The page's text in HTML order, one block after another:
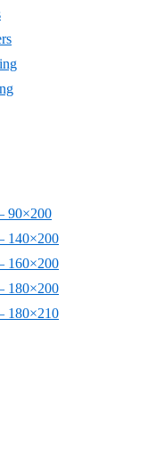
90×200
140×200
160×200
180×200
180×210